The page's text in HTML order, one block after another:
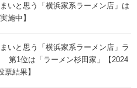
いと思う「横浜家系ラーメン店」は
施中】
いと思う「横浜家系ラーメン店」ラ
第1位は「ラーメン杉田家」【2024
結果】